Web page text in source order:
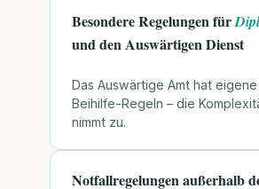
Besondere Regelungen für
und den Auswärtigen Dienst
Das Auswärtige Amt hat eigene
Beihilfe-Regeln – die
nimmt zu.
Notfallregelungen außerhalb